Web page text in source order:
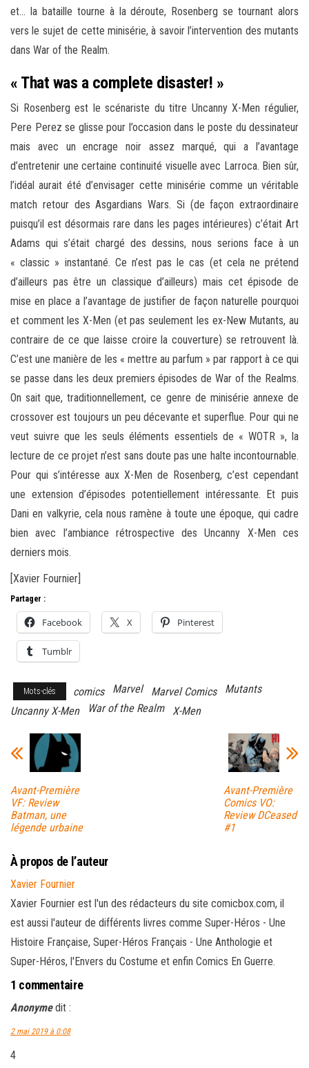
et… la bataille tourne à la déroute, Rosenberg se tournant alors
vers le sujet de cette minisérie, à savoir l’intervention des mutants
dans War of the Realm.
« That was a complete disaster! »
Si Rosenberg est le scénariste du titre Uncanny X-Men régulier,
Pere Perez se glisse pour l’occasion dans le poste du dessinateur
mais avec un encrage noir assez marqué, qui a l’avantage
d’entretenir une certaine continuité visuelle avec Larroca. Bien sûr,
l’idéal aurait été d’envisager cette minisérie comme un véritable
match retour des Asgardians Wars. Si (de façon extraordinaire
puisqu’il est désormais rare dans les pages intérieures) c’était Art
Adams qui s’était chargé des dessins, nous serions face à un
« classic » instantané. Ce n’est pas le cas (et cela ne prétend
d’ailleurs pas être un classique d’ailleurs) mais cet épisode de
mise en place a l’avantage de justifier de façon naturelle pourquoi
et comment les X-Men (et pas seulement les ex-New Mutants, au
contraire de ce que laisse croire la couverture) se retrouvent là.
C’est une manière de les « mettre au parfum » par rapport à ce qui
se passe dans les deux premiers épisodes de War of the Realms.
On sait que, traditionnellement, ce genre de minisérie annexe de
crossover est toujours un peu décevante et superflue. Pour qui ne
veut suivre que les seuls éléments essentiels de « WOTR », la
lecture de ce projet n’est sans doute pas une halte incontournable.
Pour qui s’intéresse aux X-Men de Rosenberg, c’est cependant
une extension d’épisodes potentiellement intéressante. Et puis
Dani en valkyrie, cela nous ramène à toute une époque, qui cadre
bien avec l’ambiance rétrospective des Uncanny X-Men ces
derniers mois.
[Xavier Fournier]
Partager :
Facebook X Pinterest
Tumblr
Mots-clés comics Marvel Marvel Comics
Mutants
Uncanny X-Men
War of the Realm X-Men
Avant-Première
VF: Review
Batman, une
légende urbaine
Avant-Première
Comics VO:
Review DCeased
#1
À propos de l’auteur
Xavier Fournier
Xavier Fournier est l'un des rédacteurs du site comicbox.com, il
est aussi l'auteur de différents livres comme Super-Héros - Une
Histoire Française, Super-Héros Français - Une Anthologie et
Super-Héros, l'Envers du Costume et enfin Comics En Guerre.
1 commentaire
Anonyme dit :
2 mai 2019 à 0:08
4